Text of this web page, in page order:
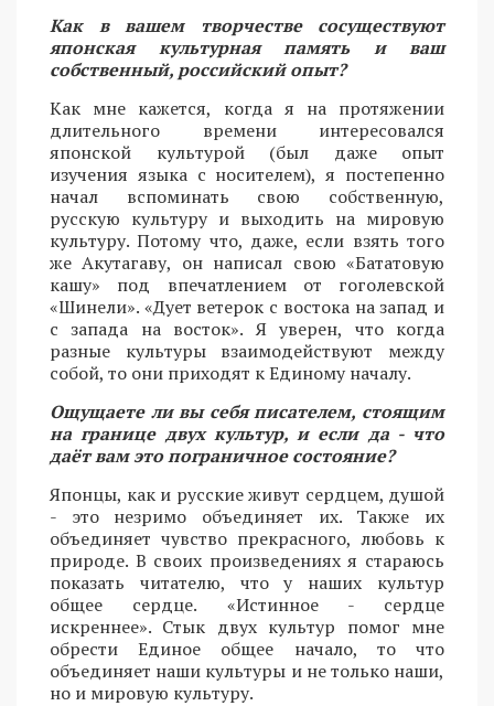
Как в вашем творчестве сосуществуют
японская культурная память и ваш
собственный, российский опыт?
Как мне кажется, когда я на протяжении
длительного времени интересовался
японской культурой (был даже опыт
изучения языка с носителем), я постепенно
начал вспоминать свою собственную,
русскую культуру и выходить на мировую
культуру. Потому что, даже, если взять того
же Акутагаву, он написал свою «Бататовую
кашу» под впечатлением от гоголевской
«Шинели». «Дует ветерок с востока на запад и
с запада на восток». Я уверен, что когда
разные культуры взаимодействуют между
собой, то они приходят к Единому началу.
Ощущаете ли вы себя писателем, стоящим
на границе двух культур, и если да - что
даёт вам это пограничное состояние?
Японцы, как и русские живут сердцем, душой
- это незримо объединяет их. Также их
объединяет чувство прекрасного, любовь к
природе. В своих произведениях я стараюсь
показать читателю, что у наших культур
общее сердце. «Истинное - сердце
искреннее». Стык двух культур помог мне
обрести Единое общее начало, то что
объединяет наши культуры и не только наши,
но и мировую культуру.